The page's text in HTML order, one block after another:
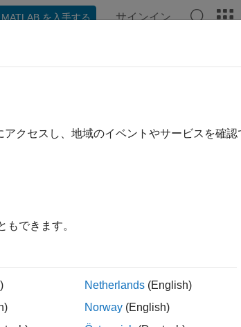
MATLAB を入手する サインイン
クセスし、地域のイベントやサービスを確
もできます。
Netherlands (English)
Norway (English)